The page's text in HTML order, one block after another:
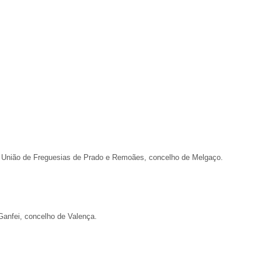
de Freguesias de Prado e Remoães, concelho de Melgaço.
concelho de Valença.